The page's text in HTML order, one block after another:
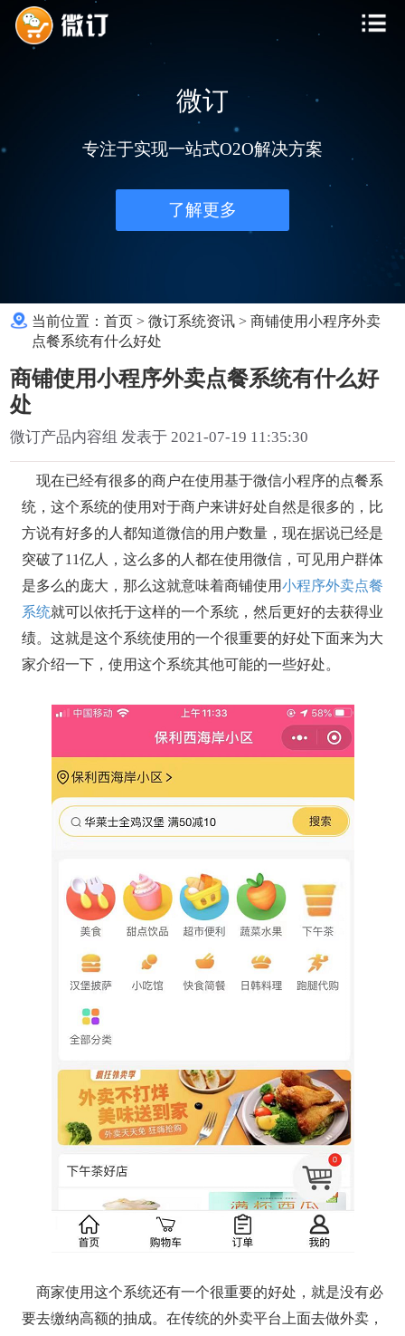
微订
专注于实现一站式O2O解决方案
了解更多
当前位置：首页 >微订系统资讯 >商铺使用小程序外卖
点餐系统有什么好处
商铺使用小程序外卖点餐系统有什么好
处
微订产品内容组 发表于 2021-07-19 11:35:30
现在已经有很多的商户在使用基于微信小程序的点餐系
统，这个系统的使用对于商户来讲好处自然是很多的，比
方说有好多的人都知道微信的用户数量，现在据说已经是
突破了11亿人，这么多的人都在使用微信，可见用户群体
是多么的庞大，那么这就意味着商铺使用小程序外卖点餐
系统就可以依托于这样的一个系统，然后更好的去获得业
绩。这就是这个系统使用的一个很重要的好处下面来为大
家介绍一下，使用这个系统其他可能的一些好处。
商家使用这个系统还有一个很重要的好处，就是没有必
要去缴纳高额的抽成。在传统的外卖平台上面去做外卖，